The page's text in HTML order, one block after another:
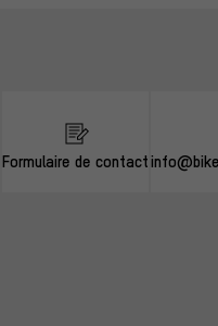
Formulaire de contact